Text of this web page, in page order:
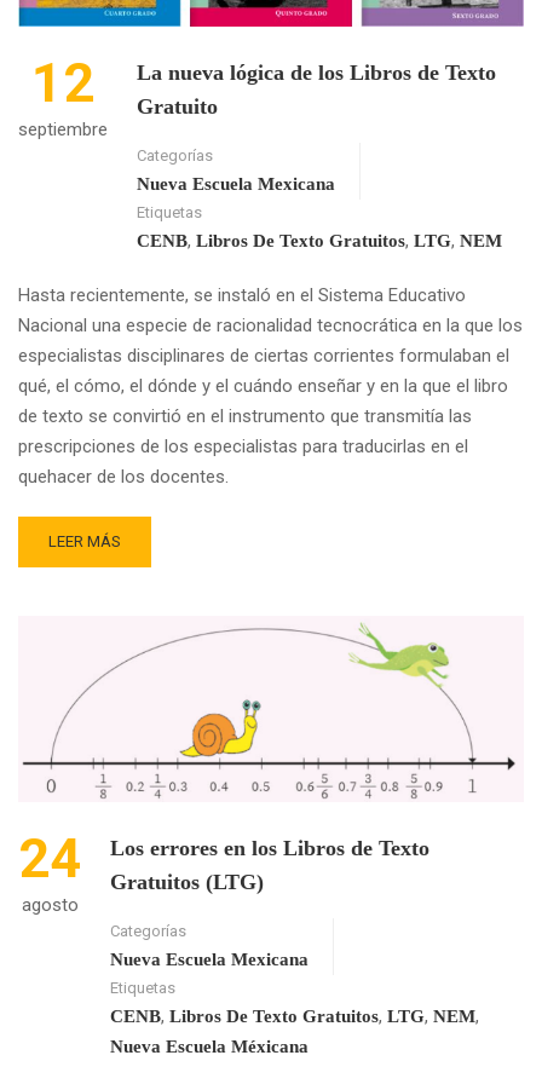
12
septiembre
La nueva lógica de los Libros de Texto
Gratuito
Categorías
Nueva Escuela Mexicana
Etiquetas
CENB, Libros De Texto Gratuitos, LTG, NEM
Hasta recientemente, se instaló en el Sistema Educativo
Nacional una especie de racionalidad tecnocrática en la que los
especialistas disciplinares de ciertas corrientes formulaban el
qué, el cómo, el dónde y el cuándo enseñar y en la que el libro
de texto se convirtió en el instrumento que transmitía las
prescripciones de los especialistas para traducirlas en el
quehacer de los docentes.
READ
MORE
LOS
LIBROS
DE
TEXTO
LEER MÁS
24
agosto
Los errores en los Libros de Texto
Gratuitos (LTG)
Categorías
Nueva Escuela Mexicana
Etiquetas
CENB, Libros De Texto Gratuitos, LTG, NEM,
Nueva Escuela Méxicana